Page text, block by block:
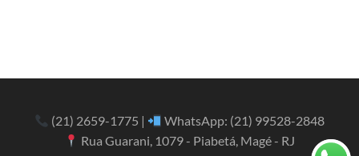
(21) 2659-1775 | WhatsApp: (21) 99528-2848
Rua Guarani, 1079 - Piabetá, Magé - RJ